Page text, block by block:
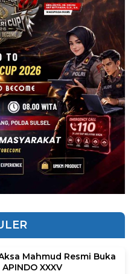
Mahmud Resmi Buka
XXXV